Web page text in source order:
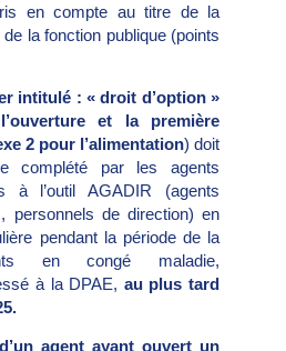
en compte au titre de la
la fonction publique (points
intitulé : « droit d’option »
et la première
2 pour l’alimentation) doit
complété par les agents
à l’outil AGADIR (agents
personnels de direction) en
pendant la période de la
en congé maladie,
à la DPAE, au plus tard
agent ayant ouvert un